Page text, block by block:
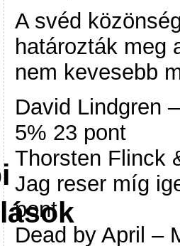
A svéd
határozták meg
nem kevesebb
David Lindgren
5% 23 pont
Thorsten Flinck
Jag reser míg
pont
Dead by April –